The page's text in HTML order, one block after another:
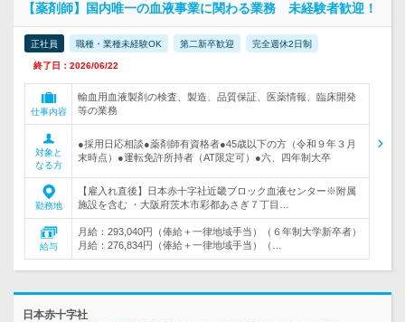
【薬剤師】国内唯一の血液事業に関わる業務 未経験者歓迎！
正社員 職種・業種未経験OK 第二新卒歓迎 完全週休2日制
終了日：2026/06/22
仕事内容
輸血用血液製剤の検査、製造、品質保証、医薬情報、臨床開発
等の業務
対象と
なる方
●採用日応相談●薬剤師有資格者●45歳以下の方（令和９年３月
末時点）●運転免許所持者（AT限定可）●六、四年制大卒
勤務地
【雇入れ直後】日本赤十字社近畿ブロック血液センター※附属
施設を含む ・大阪府茨木市彩都あさぎ７丁目…
給与
月給：293,040円（俸給＋一律地域手当）（６年制大学新卒者）
月給：276,834円（俸給＋一律地域手当）（…
日本赤十字社